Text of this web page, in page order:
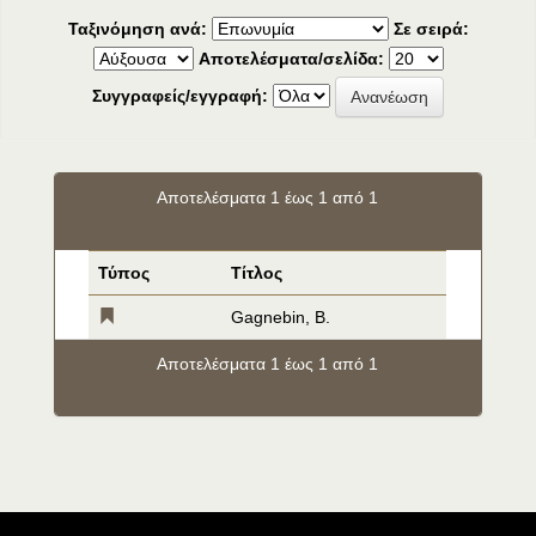
Ταξινόμηση ανά:
Σε σειρά:
Αποτελέσματα/σελίδα:
Συγγραφείς/εγγραφή:
Αποτελέσματα 1 έως 1 από 1
Τύπος Τίτλος
Gagnebin, B.
Αποτελέσματα 1 έως 1 από 1